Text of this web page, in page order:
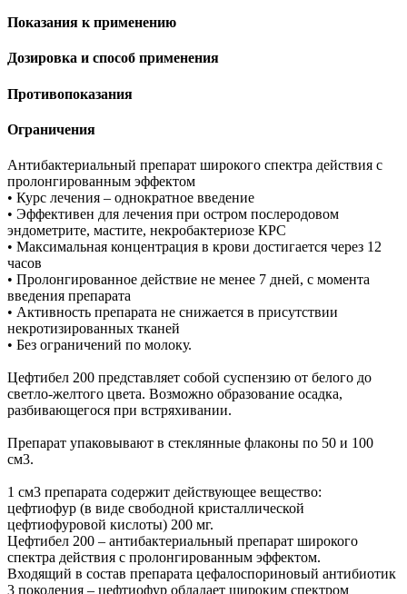
Показания к применению
Дозировка и способ применения
Противопоказания
Ограничения
Антибактериальный препарат широкого спектра действия с
пролонгированным эффектом
• Курс лечения – однократное введение
• Эффективен для лечения при остром послеродовом
эндометрите, мастите, некробактериозе КРС
• Максимальная концентрация в крови достигается через 12
часов
• Пролонгированное действие не менее 7 дней, с момента
введения препарата
• Активность препарата не снижается в присутствии
некротизированных тканей
• Без ограничений по молоку.
Цефтибел 200 представляет собой суспензию от белого до
светло-желтого цвета. Возможно образование осадка,
разбивающегося при встряхивании.
Препарат упаковывают в стеклянные флаконы по 50 и 100
см3.
1 см3 препарата содержит действующее вещество:
цефтиофур (в виде свободной кристаллической
цефтиофуровой кислоты) 200 мг.
Цефтибел 200 – антибактериальный препарат широкого
спектра действия с пролонгированным эффектом.
Входящий в состав препарата цефалоспориновый антибиотик
3 поколения – цефтиофур обладает широким спектром